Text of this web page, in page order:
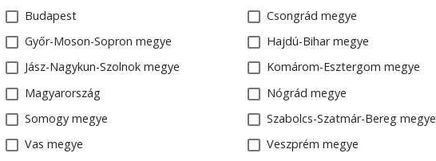
Budapest
Csongrád megye
Győr-Moson-Sopron megye
Hajdú-Bihar megye
Jász-Nagykun-Szolnok megye
Komárom-Esztergom megye
Magyarország
Nógrád megye
Somogy megye
Szabolcs-Szatmár-Bereg megye
Vas megye
Veszprém megye